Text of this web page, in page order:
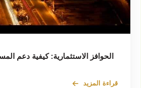
الحوافز الاستثمارية: كيفية دعم
قراءة المزيد